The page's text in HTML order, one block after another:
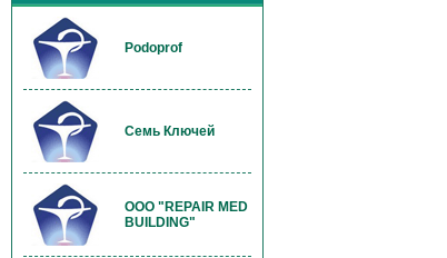
Podoprof
Семь Ключей
OOO "REPAIR MED
BUILDING"